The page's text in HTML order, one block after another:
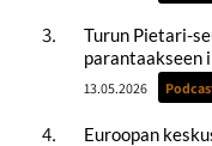
Turun Pietari-
parantaakseen
13.05.2026
Euroopan